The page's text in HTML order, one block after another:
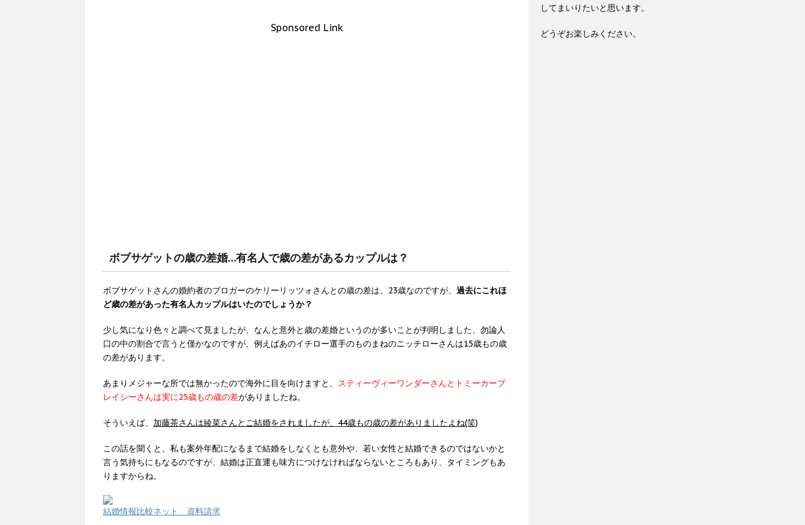
Sponsored Link
ボブサゲットの歳の差婚…有名人で歳の差があるカップルは？
ボブサゲットさんの婚約者のブロガーのケリーリッツォさんとの歳の差は、23歳なのですが、 過去にこれほ
ど歳の差があった有名人カップルはいたのでしょうか？
少し気になり色々と調べて見ましたが、なんと意外と歳の差婚というのが多いことが判明しました、勿論人
口の中の割合で言うと僅かなのですが、例えばあのイチロー選手のものまねのニッチローさんは15歳もの歳
の差があります。
あまりメジャーな所では無かったので海外に目を向けますと、 スティーヴィーワンダーさんとトミーカーブ
レイシーさんは実に25歳もの歳の差がありましたね。
そういえば、 加藤茶さんは綾菜さんとご結婚をされましたが、44歳もの歳の差がありましたよね(笑)
この話を聞くと、私も案外年配になるまで結婚をしなくとも意外や、若い女性と結婚できるのではないかと
言う気持ちにもなるのですが、結婚は正直運も味方につけなければならないところもあり、タイミングもあ
りますからね。
結婚情報比較ネット 資料請求
してまいりたいと思います。
どうぞお楽しみください。